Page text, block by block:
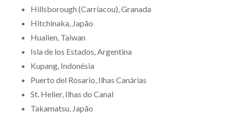
Hillsborough (Carriacou), Granada
Hitchinaka, Japão
Hualien, Taiwan
Isla de los Estados, Argentina
Kupang, Indonésia
Puerto del Rosario, Ilhas Canárias
St. Helier, Ilhas do Canal
Takamatsu, Japão